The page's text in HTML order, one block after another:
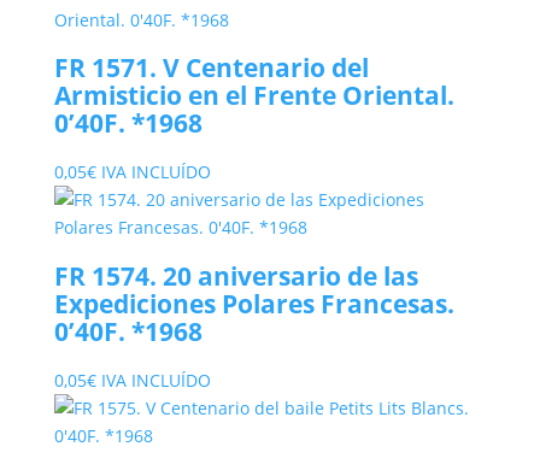
FR 1571. V Centenario del
Armisticio en el Frente Oriental.
0’40F. *1968
0,05€ IVA INCLUÍDO
FR 1574. 20 aniversario de las
Expediciones Polares Francesas.
0’40F. *1968
0,05€ IVA INCLUÍDO